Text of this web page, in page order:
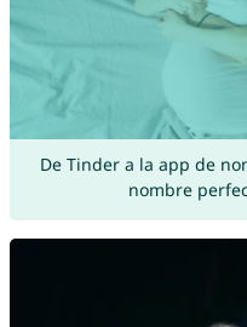
De Tinder a la app de
nombre